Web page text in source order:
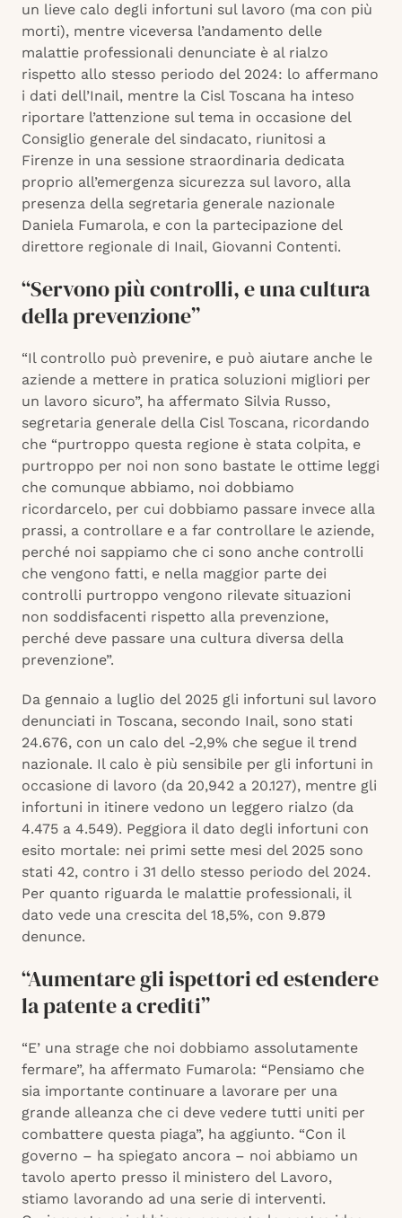
un lieve calo degli infortuni sul lavoro (ma con più
morti), mentre viceversa l’andamento delle
malattie professionali denunciate è al rialzo
rispetto allo stesso periodo del 2024: lo affermano
i dati dell’Inail, mentre la Cisl Toscana ha inteso
riportare l’attenzione sul tema in occasione del
Consiglio generale del sindacato, riunitosi a
Firenze in una sessione straordinaria dedicata
proprio all’emergenza sicurezza sul lavoro, alla
presenza della segretaria generale nazionale
Daniela Fumarola, e con la partecipazione del
direttore regionale di Inail, Giovanni Contenti.
“Servono più controlli, e una cultura
della prevenzione”
“Il controllo può prevenire, e può aiutare anche le
aziende a mettere in pratica soluzioni migliori per
un lavoro sicuro”, ha affermato Silvia Russo,
segretaria generale della Cisl Toscana, ricordando
che “purtroppo questa regione è stata colpita, e
purtroppo per noi non sono bastate le ottime leggi
che comunque abbiamo, noi dobbiamo
ricordarcelo, per cui dobbiamo passare invece alla
prassi, a controllare e a far controllare le aziende,
perché noi sappiamo che ci sono anche controlli
che vengono fatti, e nella maggior parte dei
controlli purtroppo vengono rilevate situazioni
non soddisfacenti rispetto alla prevenzione,
perché deve passare una cultura diversa della
prevenzione”.
Da gennaio a luglio del 2025 gli infortuni sul lavoro
denunciati in Toscana, secondo Inail, sono stati
24.676, con un calo del -2,9% che segue il trend
nazionale. Il calo è più sensibile per gli infortuni in
occasione di lavoro (da 20,942 a 20.127), mentre gli
infortuni in itinere vedono un leggero rialzo (da
4.475 a 4.549). Peggiora il dato degli infortuni con
esito mortale: nei primi sette mesi del 2025 sono
stati 42, contro i 31 dello stesso periodo del 2024.
Per quanto riguarda le malattie professionali, il
dato vede una crescita del 18,5%, con 9.879
denunce.
“Aumentare gli ispettori ed estendere
la patente a crediti”
“E’ una strage che noi dobbiamo assolutamente
fermare”, ha affermato Fumarola: “Pensiamo che
sia importante continuare a lavorare per una
grande alleanza che ci deve vedere tutti uniti per
combattere questa piaga”, ha aggiunto. “Con il
governo – ha spiegato ancora – noi abbiamo un
tavolo aperto presso il ministero del Lavoro,
stiamo lavorando ad una serie di interventi.